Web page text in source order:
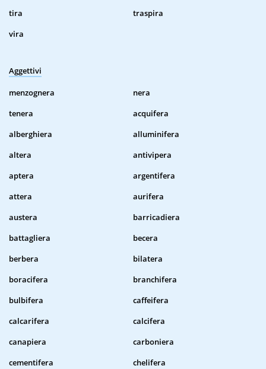
tira
traspira
vira
Aggettivi
menzognera
nera
tenera
acquifera
alberghiera
alluminifera
altera
antivipera
aptera
argentifera
attera
aurifera
austera
barricadiera
battagliera
becera
berbera
bilatera
boracifera
branchifera
bulbifera
caffeifera
calcarifera
calcifera
canapiera
carboniera
cementifera
chelifera